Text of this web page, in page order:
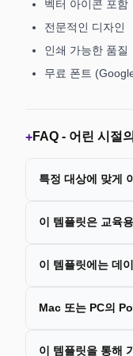
벡터 아이콘 포함
전문적인 디자인
인쇄 가능한 품질
무료 폰트
+FAQ - 어린 시절
특정 대상에 맞게
이 템플릿은 교육
이 템플릿에는 데
Mac 또는 PC의
이 템플릿을 통해